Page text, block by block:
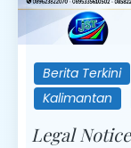
Berita Terkini
Kalimantan
Legal